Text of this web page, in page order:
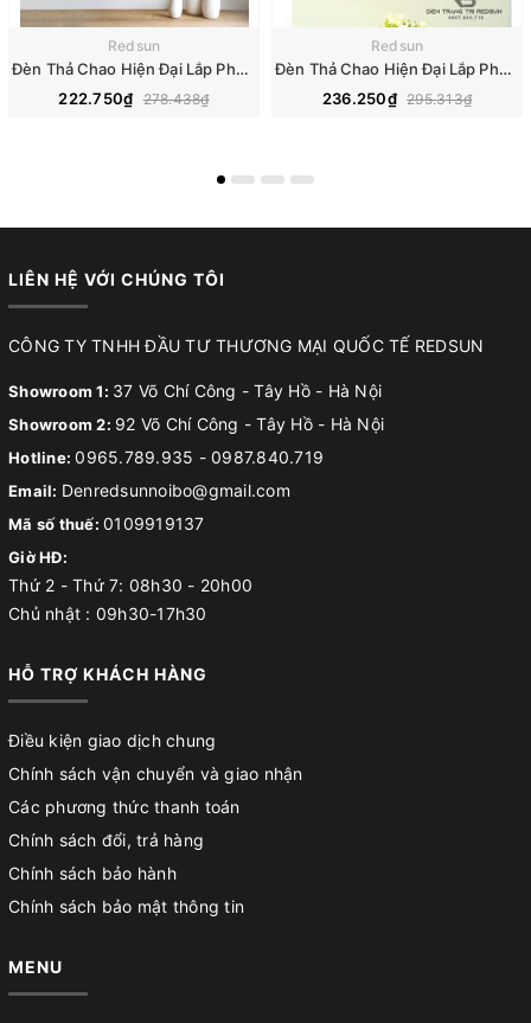
Redsun
Đèn Thả Chao Hiện Đại Lắp Phòng Bếp, Phòng Ngủ, Quán Cà Phê, Nhà Hàng TH612
222.750₫ 278.438₫
Redsun
Đèn Thả Chao Hiện Đại Lắp Phòng Bếp, Phòng Ngủ, Quán Cà Phê, Nhà Hàng TH613
236.250₫ 295.313₫
LIÊN HỆ VỚI CHÚNG TÔI
CÔNG TY TNHH ĐẦU TƯ THƯƠNG MẠI QUỐC TẾ REDSUN
Showroom 1: 37 Võ Chí Công - Tây Hồ - Hà Nội
Showroom 2: 92 Võ Chí Công - Tây Hồ - Hà Nội
Hotline:0965.789.935 - 0987.840.719
Email: Denredsunnoibo@gmail.com
Mã số thuế: 0109919137
Giờ HĐ:
Thứ 2 - Thứ 7: 08h30 - 20h00
Chủ nhật : 09h30-17h30
HỖ TRỢ KHÁCH HÀNG
Điều kiện giao dịch chung
Chính sách vận chuyển và giao nhận
Các phương thức thanh toán
Chính sách đổi, trả hàng
Chính sách bảo hành
Chính sách bảo mật thông tin
MENU